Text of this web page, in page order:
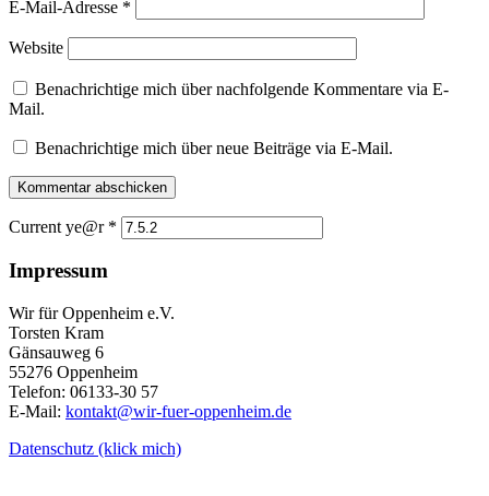
E-Mail-Adresse *
Website
Benachrichtige mich über nachfolgende Kommentare via E-
Mail.
Benachrichtige mich über neue Beiträge via E-Mail.
Current ye@r *
Impressum
Wir für Oppenheim e.V.
Torsten Kram
Gänsauweg 6
55276 Oppenheim
Telefon: 06133-30 57
E-Mail: kontakt@wir-fuer-oppenheim.de
Datenschutz (klick mich)